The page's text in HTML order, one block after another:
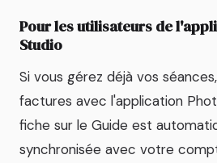
Pour les utilisateurs de
Studio
Si vous gérez déjà vos
factures avec l'application
fiche sur le Guide est
synchronisée avec votre